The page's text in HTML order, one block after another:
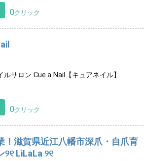
0クリック
ルサロン Cue.a Nail【キュアネイル】
0クリック
！滋賀県近江八幡市深爪・自爪育
୨୧ LiLaLa ୨୧